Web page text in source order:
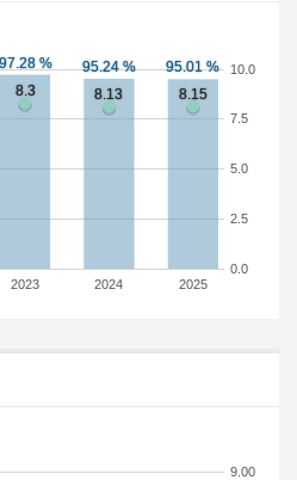
2023 2024 2025
0.0
2.5
5.0
7.5
10.0
9.00